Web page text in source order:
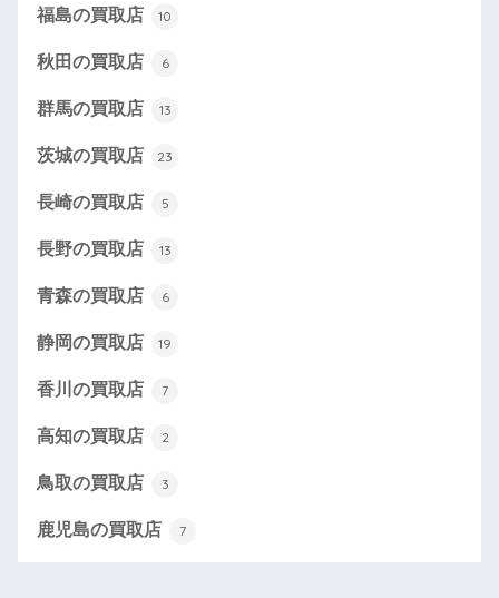
福島の買取店 10
秋田の買取店 6
群馬の買取店 13
茨城の買取店 23
長崎の買取店 5
長野の買取店 13
青森の買取店 6
静岡の買取店 19
香川の買取店 7
高知の買取店 2
鳥取の買取店 3
鹿児島の買取店 7